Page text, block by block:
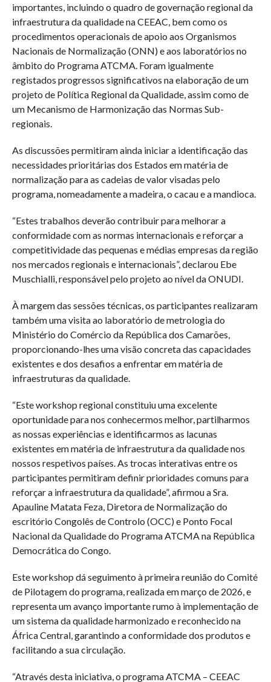
importantes, incluindo o quadro de governação regional da
infraestrutura da qualidade na CEEAC, bem como os
procedimentos operacionais de apoio aos Organismos
Nacionais de Normalização (ONN) e aos laboratórios no
âmbito do Programa ATCMA. Foram igualmente
registados progressos significativos na elaboração de um
projeto de Política Regional da Qualidade, assim como de
um Mecanismo de Harmonização das Normas Sub-
regionais.
As discussões permitiram ainda iniciar a identificação das
necessidades prioritárias dos Estados em matéria de
normalização para as cadeias de valor visadas pelo
programa, nomeadamente a madeira, o cacau e a mandioca.
“Estes trabalhos deverão contribuir para melhorar a
conformidade com as normas internacionais e reforçar a
competitividade das pequenas e médias empresas da região
nos mercados regionais e internacionais”, declarou Ebe
Muschialli, responsável pelo projeto ao nível da ONUDI.
À margem das sessões técnicas, os participantes realizaram
também uma visita ao laboratório de metrologia do
Ministério do Comércio da República dos Camarões,
proporcionando-lhes uma visão concreta das capacidades
existentes e dos desafios a enfrentar em matéria de
infraestruturas da qualidade.
“Este workshop regional constituiu uma excelente
oportunidade para nos conhecermos melhor, partilharmos
as nossas experiências e identificarmos as lacunas
existentes em matéria de infraestrutura da qualidade nos
nossos respetivos países. As trocas interativas entre os
participantes permitiram definir prioridades comuns para
reforçar a infraestrutura da qualidade”, afirmou a Sra.
Apauline Matata Feza, Diretora de Normalização do
escritório Congolês de Controlo (OCC) e Ponto Focal
Nacional da Qualidade do Programa ATCMA na República
Democrática do Congo.
Este workshop dá seguimento à primeira reunião do Comité
de Pilotagem do programa, realizada em março de 2026, e
representa um avanço importante rumo à implementação de
um sistema da qualidade harmonizado e reconhecido na
África Central, garantindo a conformidade dos produtos e
facilitando a sua circulação.
“Através desta iniciativa, o programa ATCMA – CEEAC